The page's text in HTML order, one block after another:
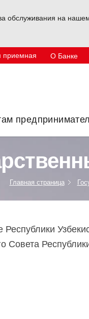
обслуживания на
приемная О Банке
Главная страница
Совета